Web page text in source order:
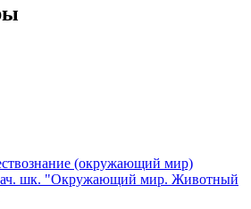
(окружающий мир)
шк. "Окружающий мир. Животный